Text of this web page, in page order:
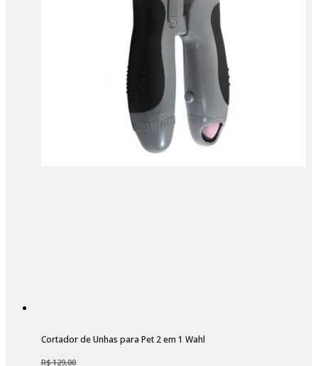
Cortador de Unhas para Pet 2 em 1 Wahl
R$ 129,00